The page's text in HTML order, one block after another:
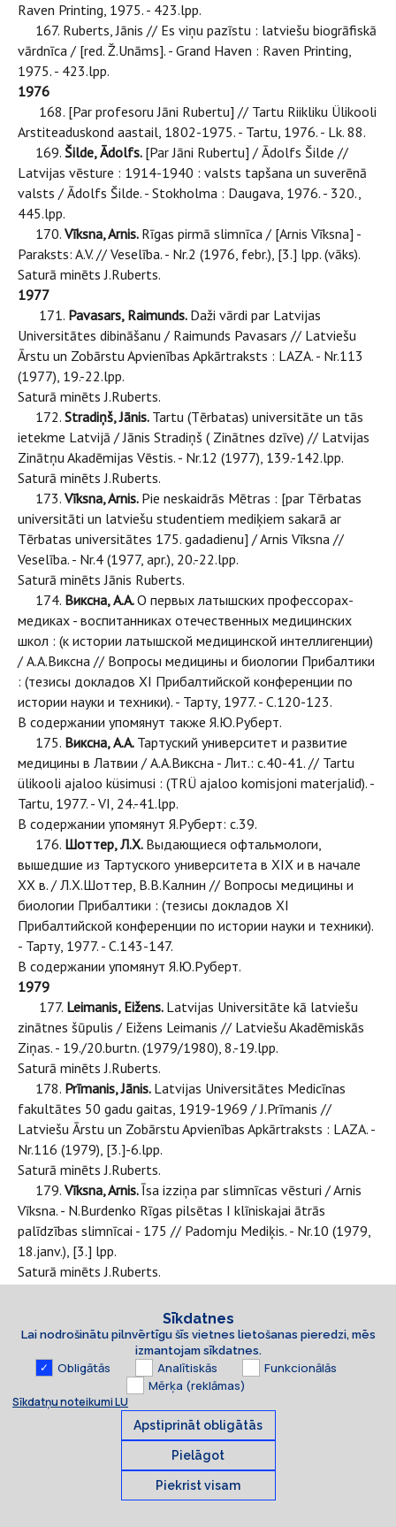
Raven Printing, 1975. - 423.lpp.
167. Ruberts, Jānis // Es viņu pazīstu : latviešu biogrāfiskā
vārdnīca / [red. Ž.Unāms]. - Grand Haven : Raven Printing,
1975. - 423.lpp.
1976
168. [Par profesoru Jāni Rubertu] // Tartu Riikliku Ülikooli
Arstiteaduskond aastail, 1802-1975. - Tartu, 1976. - Lk. 88.
169. Šilde, Ādolfs. [Par Jāni Rubertu] / Ādolfs Šilde //
Latvijas vēsture : 1914-1940 : valsts tapšana un suverēnā
valsts / Ādolfs Šilde. - Stokholma : Daugava, 1976. - 320.,
445.lpp.
170. Vīksna, Arnis. Rīgas pirmā slimnīca / [Arnis Vīksna] -
Paraksts: A.V. // Veselība. - Nr.2 (1976, febr.), [3.] lpp. (vāks).
Saturā minēts J.Ruberts.
1977
171. Pavasars, Raimunds. Daži vārdi par Latvijas
Universitātes dibināšanu / Raimunds Pavasars // Latviešu
Ārstu un Zobārstu Apvienības Apkārtraksts : LAZA. - Nr.113
(1977), 19.-22.lpp.
Saturā minēts J.Ruberts.
172. Stradiņš, Jānis. Tartu (Tērbatas) universitāte un tās
ietekme Latvijā / Jānis Stradiņš ( Zinātnes dzīve) // Latvijas
Zinātņu Akadēmijas Vēstis. - Nr.12 (1977), 139.-142.lpp.
Saturā minēts J.Ruberts.
173. Vīksna, Arnis. Pie neskaidrās Mētras : [par Tērbatas
universitāti un latviešu studentiem mediķiem sakarā ar
Tērbatas universitātes 175. gadadienu] / Arnis Vīksna //
Veselība. - Nr.4 (1977, apr.), 20.-22.lpp.
Saturā minēts Jānis Ruberts.
174. Виксна, А.А.О первых латышских профессорах-
медиках - воспитанниках отечественных медицинских
школ : (к истории латышской медицинской интеллигенции)
/ А.А.Виксна // Вопросы медицины и биологии Прибалтики
: (тезисы докладов XI Прибалтийской конференции по
истории науки и техники). - Тарту, 1977. - С.120-123.
В содержании упомянут также Я.Ю.Руберт.
175. Виксна, А.А. Тартуский университет и развитие
медицины в Латвии / А.А.Виксна - Лит.: с.40-41. // Tartu
ülikooli ajaloo küsimusi : (TRÜ ajaloo komisjoni materjalid). -
Tartu, 1977. - VI, 24.-41.lpp.
В содержании упомянут Я.Руберт: с.39.
176. Шоттер, Л.Х. Выдающиеся офтальмологи,
вышедшие из Тартуского университета в ХIX и в начале
XX в. / Л.Х.Шоттер, В.В.Калнин // Вопросы медицины и
биологии Прибалтики : (тезисы докладов XI
Прибалтийской конференции по истории науки и техники).
- Тарту, 1977. - С.143-147.
В содержании упомянут Я.Ю.Руберт.
1979
177. Leimanis, Eižens. Latvijas Universitāte kā latviešu
zinātnes šūpulis / Eižens Leimanis // Latviešu Akadēmiskās
Ziņas. - 19./20.burtn. (1979/1980), 8.-19.lpp.
Saturā minēts J.Ruberts.
178. Prīmanis, Jānis. Latvijas Universitātes Medicīnas
fakultātes 50 gadu gaitas, 1919-1969 / J.Prīmanis //
Latviešu Ārstu un Zobārstu Apvienības Apkārtraksts : LAZA. -
Nr.116 (1979), [3.]-6.lpp.
Saturā minēts J.Ruberts.
179. Vīksna, Arnis.Īsa izziņa par slimnīcas vēsturi / Arnis
Vīksna. - N.Burdenko Rīgas pilsētas I klīniskajai ātrās
palīdzības slimnīcai - 175 // Padomju Mediķis. - Nr.10 (1979,
18.janv.), [3.] lpp.
Saturā minēts J.Ruberts.
Прибалтики в 1928-1938 гг. / С.Г.Магильницкий // Вопросы
медицины и биологии Прибалтики : (тезисы докладов XII
Прибалтийской конференции по истории науки и техники).
- Вильнюс, 1979. - С.50-52.
В содержании упомянут Я.Руберт.
1980
Vīksna, Arnis.Aleksandra ģimnāzija / Arnis Vīksna //
Veselība. - Nr.4 (1980, apr.), [3.] lpp. (vāks).
Saturā minēts J.Ruberts - bijušais Aleksandra ģimnāzijas
Sīkdatnes
Lai nodrošinātu pilnvērtīgu šīs vietnes lietošanas pieredzi, mēs
izmantojam sīkdatnes.
Obligātās Analītiskās
Funkcionālās
Mērķa (reklāmas)
Sīkdatņu noteikumi LU
Apstiprināt obligātās
Pielāgot
Piekrist visam